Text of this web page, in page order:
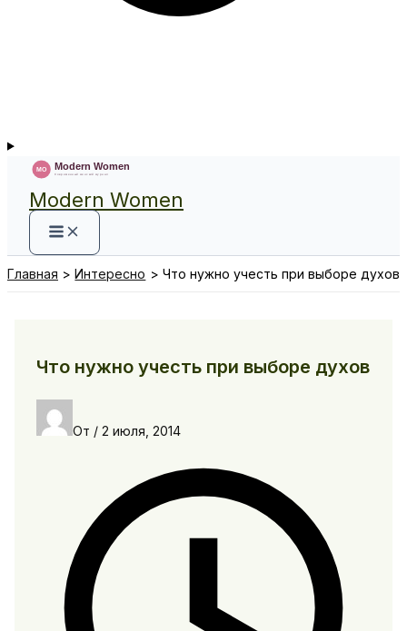
Modern Women
Главная Интересно Что нужно учесть при выборе духов
Что нужно учесть при выборе духов
От / 2 июля, 2014